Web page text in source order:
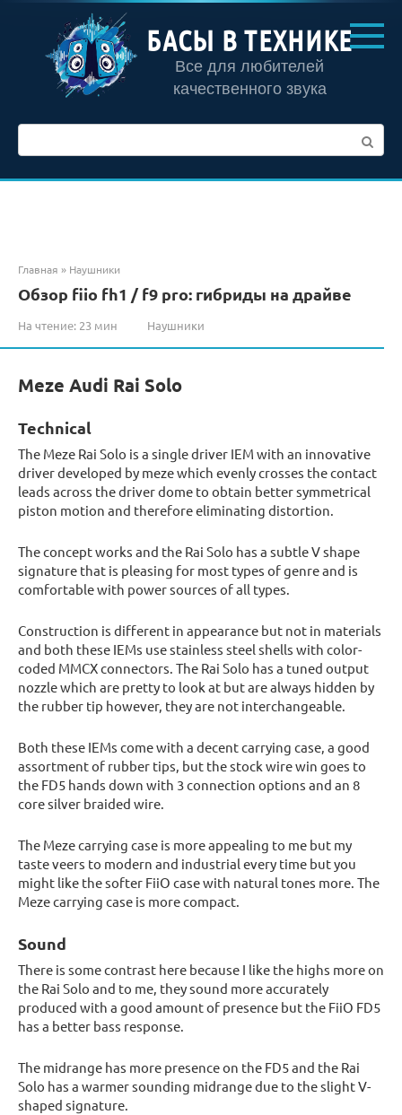
контенту
БАСЫ В ТЕХНИКЕ
Все для любителей
качественного звука
Главная » Наушники
Обзор fiio fh1 / f9 pro: гибриды на драйве
На чтение: 23 мин Наушники
Meze Audi Rai Solo
Technical
The Meze Rai Solo is a single driver IEM with an innovative
driver developed by meze which evenly crosses the contact
leads across the driver dome to obtain better symmetrical
piston motion and therefore eliminating distortion.
The concept works and the Rai Solo has a subtle V shape
signature that is pleasing for most types of genre and is
comfortable with power sources of all types.
Construction is different in appearance but not in materials
and both these IEMs use stainless steel shells with color-
coded MMCX connectors. The Rai Solo has a tuned output
nozzle which are pretty to look at but are always hidden by
the rubber tip however, they are not interchangeable.
Both these IEMs come with a decent carrying case, a good
assortment of rubber tips, but the stock wire win goes to
the FD5 hands down with 3 connection options and an 8
core silver braided wire.
The Meze carrying case is more appealing to me but my
taste veers to modern and industrial every time but you
might like the softer FiiO case with natural tones more. The
Meze carrying case is more compact.
Sound
There is some contrast here because I like the highs more on
the Rai Solo and to me, they sound more accurately
produced with a good amount of presence but the FiiO FD5
has a better bass response.
The midrange has more presence on the FD5 and the Rai
Solo has a warmer sounding midrange due to the slight V-
shaped signature.